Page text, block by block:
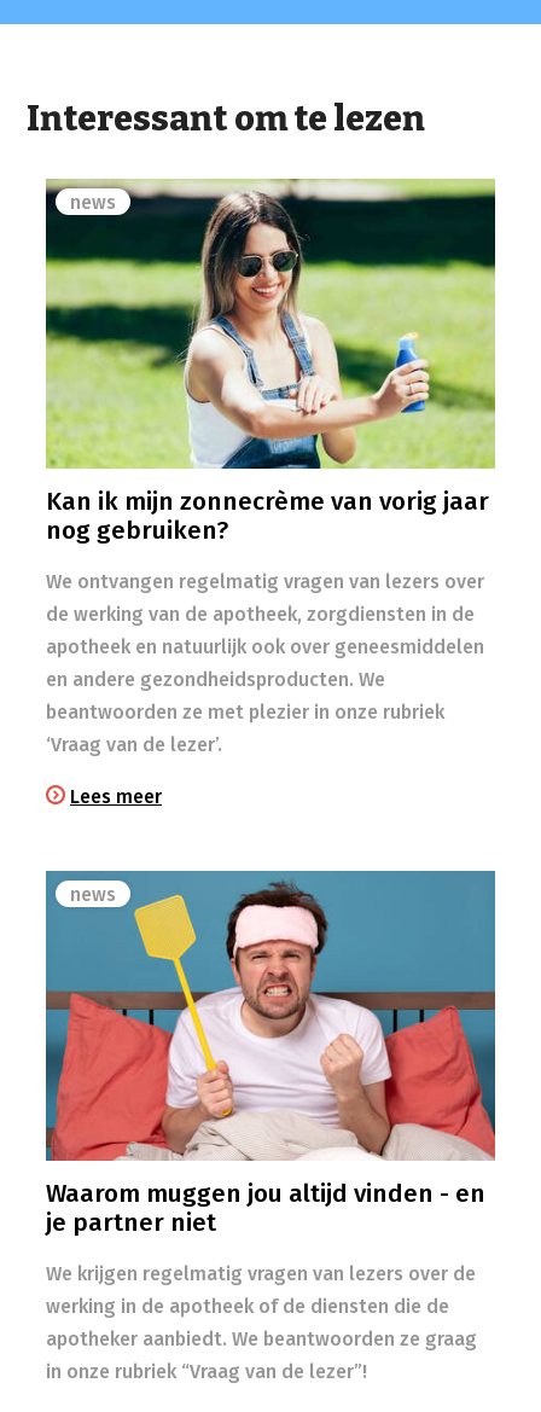
Interessant om te lezen
news
Kan ik mijn zonnecrème van vorig jaar
nog gebruiken?
We ontvangen regelmatig vragen van lezers over
de werking van de apotheek, zorgdiensten in de
apotheek en natuurlijk ook over geneesmiddelen
en andere gezondheidsproducten. We
beantwoorden ze met plezier in onze rubriek
‘Vraag van de lezer’.
Lees meer
news
Waarom muggen jou altijd vinden - en
je partner niet
We krijgen regelmatig vragen van lezers over de
werking in de apotheek of de diensten die de
apotheker aanbiedt. We beantwoorden ze graag
in onze rubriek “Vraag van de lezer”!